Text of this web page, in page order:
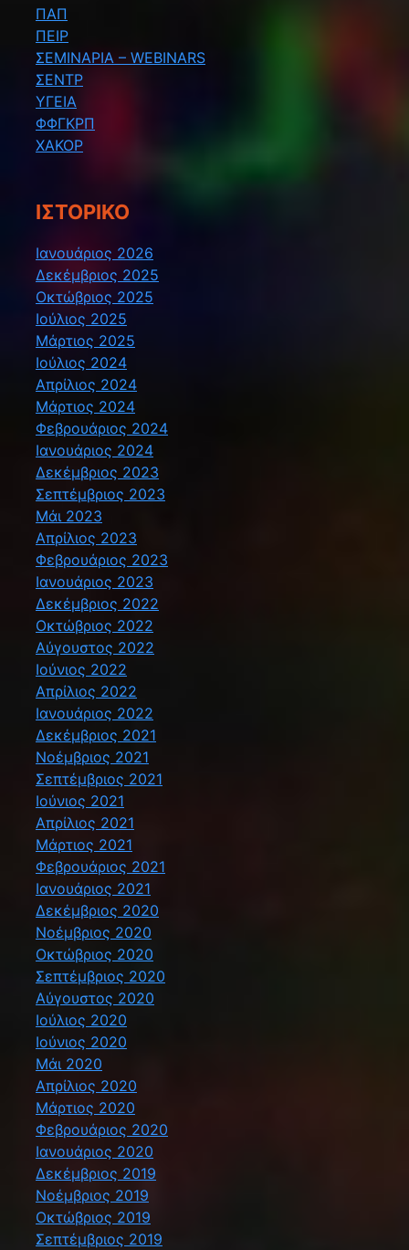
ΠΑΠ
ΠΕΙΡ
ΣΕΜΙΝΑΡΙΑ – WEBINARS
ΣΕΝΤΡ
ΥΓΕΙΑ
ΦΦΓΚΡΠ
ΧΑΚΟΡ
ΙΣΤΟΡΙΚΌ
Ιανουάριος 2026
Δεκέμβριος 2025
Οκτώβριος 2025
Ιούλιος 2025
Μάρτιος 2025
Ιούλιος 2024
Απρίλιος 2024
Μάρτιος 2024
Φεβρουάριος 2024
Ιανουάριος 2024
Δεκέμβριος 2023
Σεπτέμβριος 2023
Μάι 2023
Απρίλιος 2023
Φεβρουάριος 2023
Ιανουάριος 2023
Δεκέμβριος 2022
Οκτώβριος 2022
Αύγουστος 2022
Ιούνιος 2022
Απρίλιος 2022
Ιανουάριος 2022
Δεκέμβριος 2021
Νοέμβριος 2021
Σεπτέμβριος 2021
Ιούνιος 2021
Απρίλιος 2021
Μάρτιος 2021
Φεβρουάριος 2021
Ιανουάριος 2021
Δεκέμβριος 2020
Νοέμβριος 2020
Οκτώβριος 2020
Σεπτέμβριος 2020
Αύγουστος 2020
Ιούλιος 2020
Ιούνιος 2020
Μάι 2020
Απρίλιος 2020
Μάρτιος 2020
Φεβρουάριος 2020
Ιανουάριος 2020
Δεκέμβριος 2019
Νοέμβριος 2019
Οκτώβριος 2019
Σεπτέμβριος 2019